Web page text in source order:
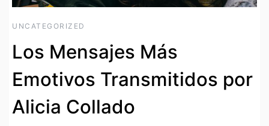
UNCATEGORIZED
Los Mensajes Más
Emotivos Transmitidos por
Alicia Collado